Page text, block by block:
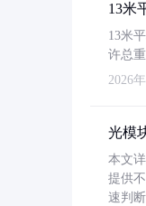
13米
13米
许总
2026
光模
本文
提供
速判